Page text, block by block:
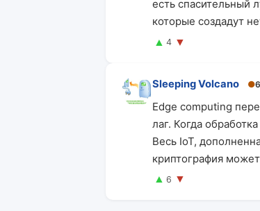
есть спасительный
которые создадут
▲ 4 ▼
Sleeping Volcano ●6
Edge computing
лаг. Когда
Весь IoT,
криптография
▲ 6 ▼